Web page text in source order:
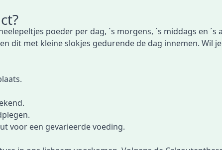
poeder per dag, ´s morgens, ´s middags en
dit met kleine slokjes gedurende de dag innemen. Wil
voor een gevarieerde voeding.